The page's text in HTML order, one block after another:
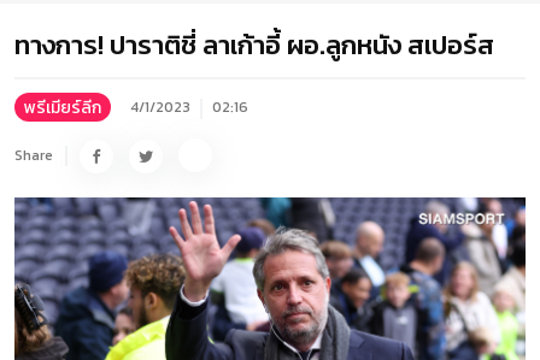
ทางการ! ปาราติชี่ ลาเก้าอี้ ผอ.ลูกหนัง สเปอร์ส
พรีเมียร์ลีก 4/1/2023 02:16
Share